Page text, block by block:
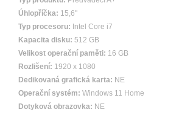
Úhlopříčka: 15,6"
Typ procesoru: Intel Core i7
Kapacita disku: 512 GB
Velikost operační paměti: 16 GB
Rozlišení: 1920 x 1080
Dedikovaná grafická karta: NE
Operační systém: Windows 11 Home
Dotyková obrazovka: NE